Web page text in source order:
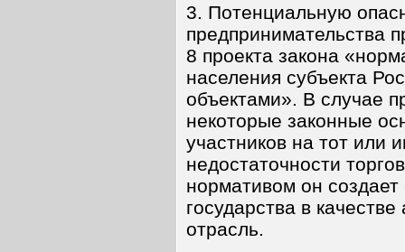
3. Потенциальную
предпринимательства
8 проекта закона
населения субъекта
объектами». В случае
некоторые законные
участников на тот или
недостаточности
нормативом он
государства в
отрасль.